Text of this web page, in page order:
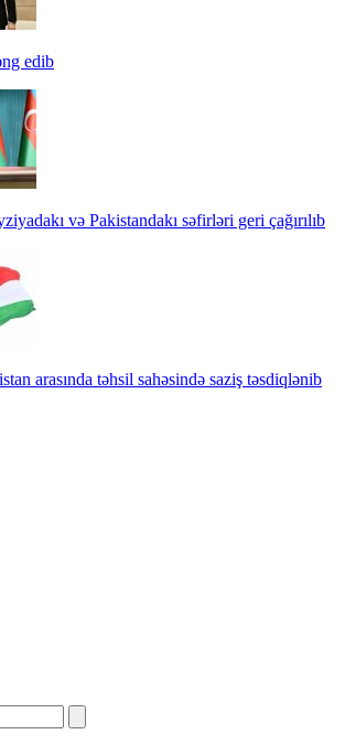
edib
və Pakistandakı səfirləri geri çağırılıb
arasında təhsil sahəsində saziş təsdiqlənib